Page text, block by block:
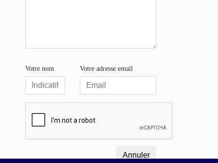
Votre nom Votre adresse email